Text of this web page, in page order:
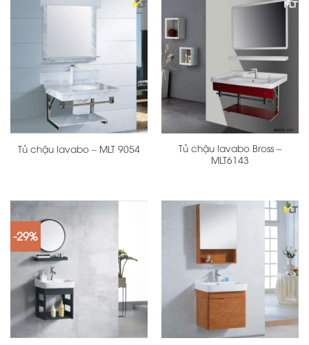
Tủ chậu lavabo – MLT 9054
Tủ chậu lavabo Bross –
MLT6143
-29%